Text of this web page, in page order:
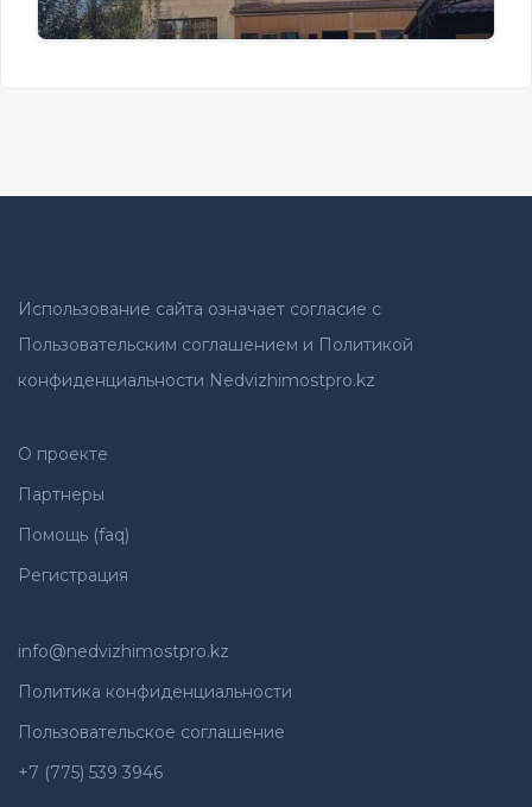
Использование сайта означает согласие с
Пользовательским соглашением и Политикой
конфиденциальности Nedvizhimostpro.kz
О проекте
Партнеры
Помощь (faq)
Регистрация
info@nedvizhimostpro.kz
Политика конфиденциальности
Пользовательское соглашение
+7 (775) 539 3946